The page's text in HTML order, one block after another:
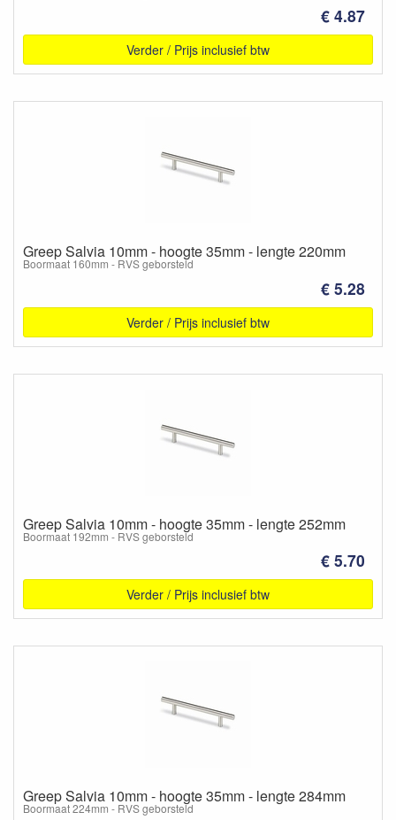
€ 4.87
Verder / Prijs inclusief btw
Greep Salvia 10mm - hoogte 35mm - lengte 220mm
Boormaat 160mm - RVS geborsteld
€ 5.28
Verder / Prijs inclusief btw
Greep Salvia 10mm - hoogte 35mm - lengte 252mm
Boormaat 192mm - RVS geborsteld
€ 5.70
Verder / Prijs inclusief btw
Greep Salvia 10mm - hoogte 35mm - lengte 284mm
Boormaat 224mm - RVS geborsteld